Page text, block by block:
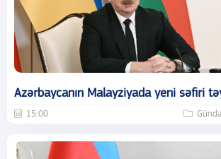
Azərbaycanın Malayziyada yeni səfiri
15:00